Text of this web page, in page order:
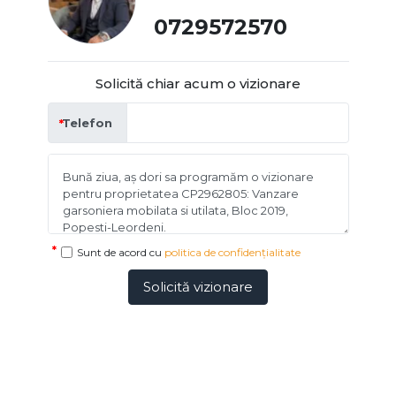
0729572570
Solicită chiar acum o vizionare
Telefon
Sunt de acord cu politica de confidențialitate
Solicită vizionare